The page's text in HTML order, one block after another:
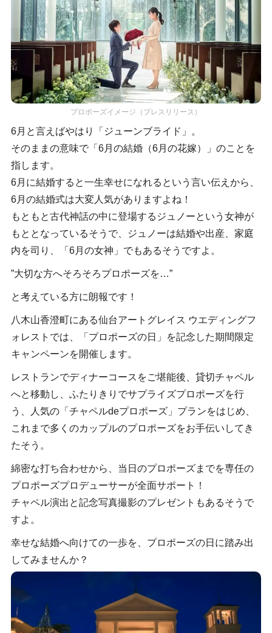
プロポーズイメージ（プレスリリース）
6月と言えばやはり「ジューンブライド」。
そのままの意味で「6月の結婚（6月の花嫁）」のことを
指します。
6月に結婚すると一生幸せになれるという言い伝えから、
6月の結婚式は大変人気がありますよね！
もともと古代神話の中に登場するジュノーという女神が
もととなっているそうで、ジュノーは結婚や出産、家庭
内を司り、「6月の女神」でもあるそうですよ。
”大切な方へそろそろプロポーズを…”
と考えている方に朗報です！
八木山香澄町にある仙台アートグレイス ウエディングフ
ォレストでは、「プロポーズの日」を記念した期間限定
キャンペーンを開催します。
レストランでディナーコースをご堪能後、貸切チャペル
へと移動し、ふたりきりでサプライズプロポーズを行
う、人気の「チャペルdeプロポーズ」プランをはじめ、
これまで多くのカップルのプロポーズをお手伝いしてき
たそう。
綿密な打ち合わせから、当日のプロポーズまでを専任の
プロポーズプロデューサーが全面サポート！
チャペル演出と記念写真撮影のプレゼントもあるそうで
すよ。
幸せな結婚へ向けての一歩を、プロポーズの日に踏み出
してみませんか？